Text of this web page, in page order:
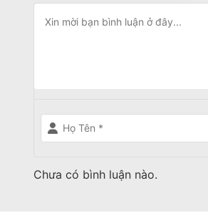
Chưa có bình luận nào.